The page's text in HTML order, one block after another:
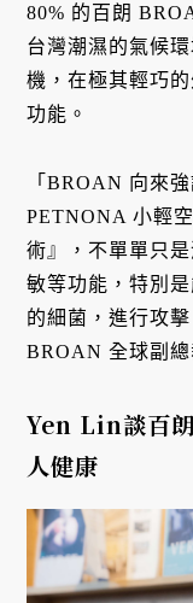
80% 的百朗
台灣潮濕的氣候
機，在極其輕巧
功能。
「BROAN 向來
PETNONA 小輕
術』，不單單只
敏等功能，特別
的細菌，進行攻
BROAN 全球副
Yen Lin談百
人健康